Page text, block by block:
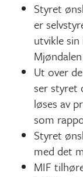
Styret
er
utvikle
Ut over
ser styret
løses av
som
Styret
med det
MIF